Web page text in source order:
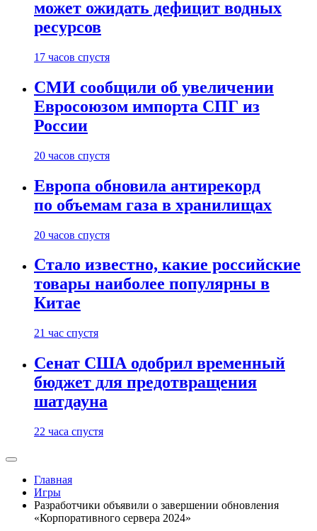
может ожидать дефицит водных
ресурсов
17 часов спустя
СМИ сообщили об увеличении
Евросоюзом импорта СПГ из
России
20 часов спустя
Европа обновила антирекорд
по объемам газа в хранилищах
20 часов спустя
Стало известно, какие российские
товары наиболее популярны в
Китае
21 час спустя
Сенат США одобрил временный
бюджет для предотвращения
шатдауна
22 часа спустя
Главная
Игры
Разработчики объявили о завершении обновления
«Корпоративного сервера 2024»